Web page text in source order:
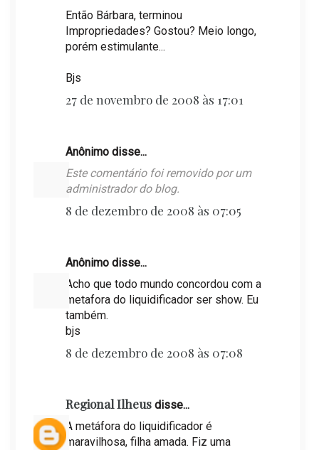
Então Bárbara, terminou
Impropriedades? Gostou? Meio longo,
porém estimulante...
Bjs
27 de novembro de 2008 às 17:01
Anônimo disse...
Este comentário foi removido por um
administrador do blog.
8 de dezembro de 2008 às 07:05
Anônimo disse...
Acho que todo mundo concordou com a
metafora do liquidificador ser show. Eu
também.
bjs
8 de dezembro de 2008 às 07:08
Regional Ilheusdisse...
A metáfora do liquidificador é
maravilhosa, filha amada. Fiz uma